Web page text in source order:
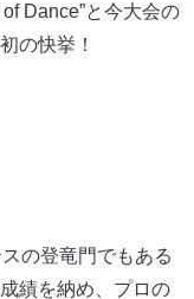
Dance”と今大会の
の快挙！
の登竜門でもある
績を納め、プロの